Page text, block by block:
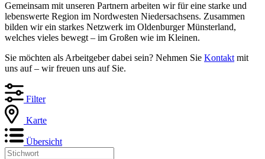
Gemeinsam mit unseren Partnern arbeiten wir für eine starke und
lebenswerte Region im Nordwesten Niedersachsens. Zusammen
bilden wir ein starkes Netzwerk im Oldenburger Münsterland,
welches vieles bewegt – im Großen wie im Kleinen.
Sie möchten als Arbeitgeber dabei sein? Nehmen Sie Kontakt mit
uns auf – wir freuen uns auf Sie.
Filter
Karte
Übersicht